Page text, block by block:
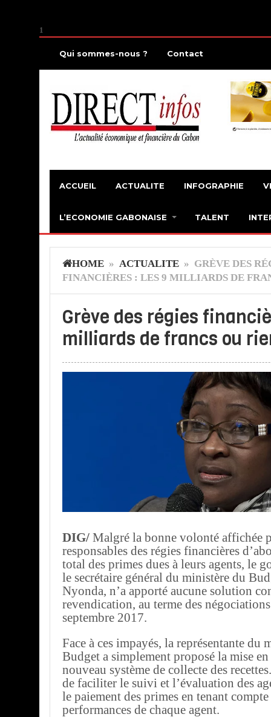
1
Qui sommes-nous ? Contact
ACCUEIL ACTUALITE INFOGRAPHIE
L’ECONOMIE GABONAISE TALENT
HOME » ACTUALITE » GRÈVE DES
FINANCIÈRES : LES 9 MILLIARDS DE
Grève des régies
milliards de francs ou
DIG/ Malgré la bonne volonté affichée
responsables des régies financières
total des primes dues à leurs agents, le
le secrétaire général du ministère du
Nyonda, n’a apporté aucune solution
revendication, au terme des
septembre 2017.
Face à ces impayés, la représentante du
Budget a simplement proposé la mise en
nouveau système de collecte des
de faciliter le suivi et l’évaluation des
le paiement des primes en tenant compte
performances de chaque agent.